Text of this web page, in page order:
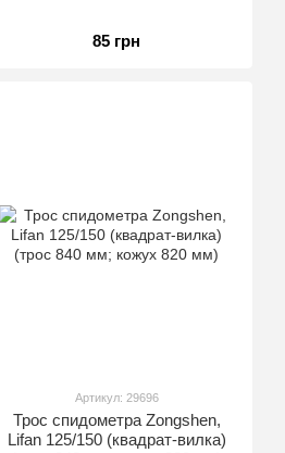
85 грн
Артикул: 29696
Трос спидометра Zongshen,
Lifan 125/150 (квадрат-вилка)